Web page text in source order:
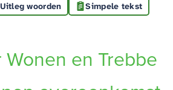
Uitleg woorden Simpele tekst
Wonen en Trebbe